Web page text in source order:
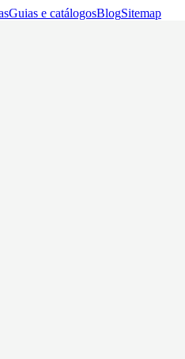
Guias e catálogosBlogSitemap